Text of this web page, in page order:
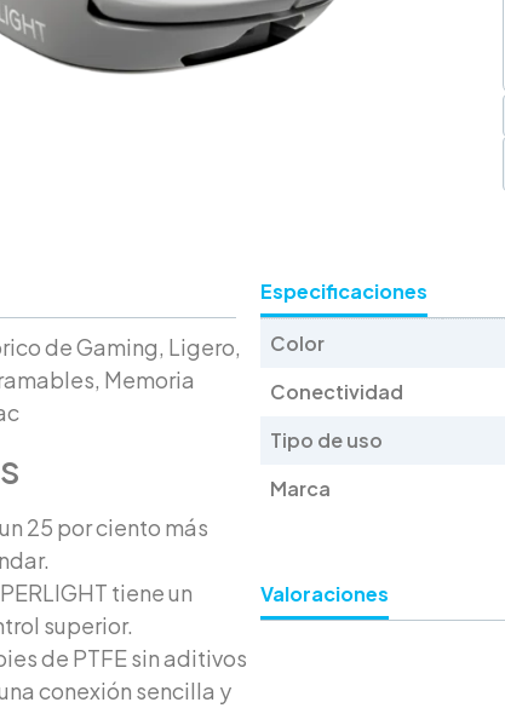
de Gaming, Ligero,
Memoria
25 por ciento más
tiene un
superior.
de PTFE sin aditivos
conexión sencilla y
Especificaciones
Color
Conectividad
Tipo de uso
Marca
Valoraciones